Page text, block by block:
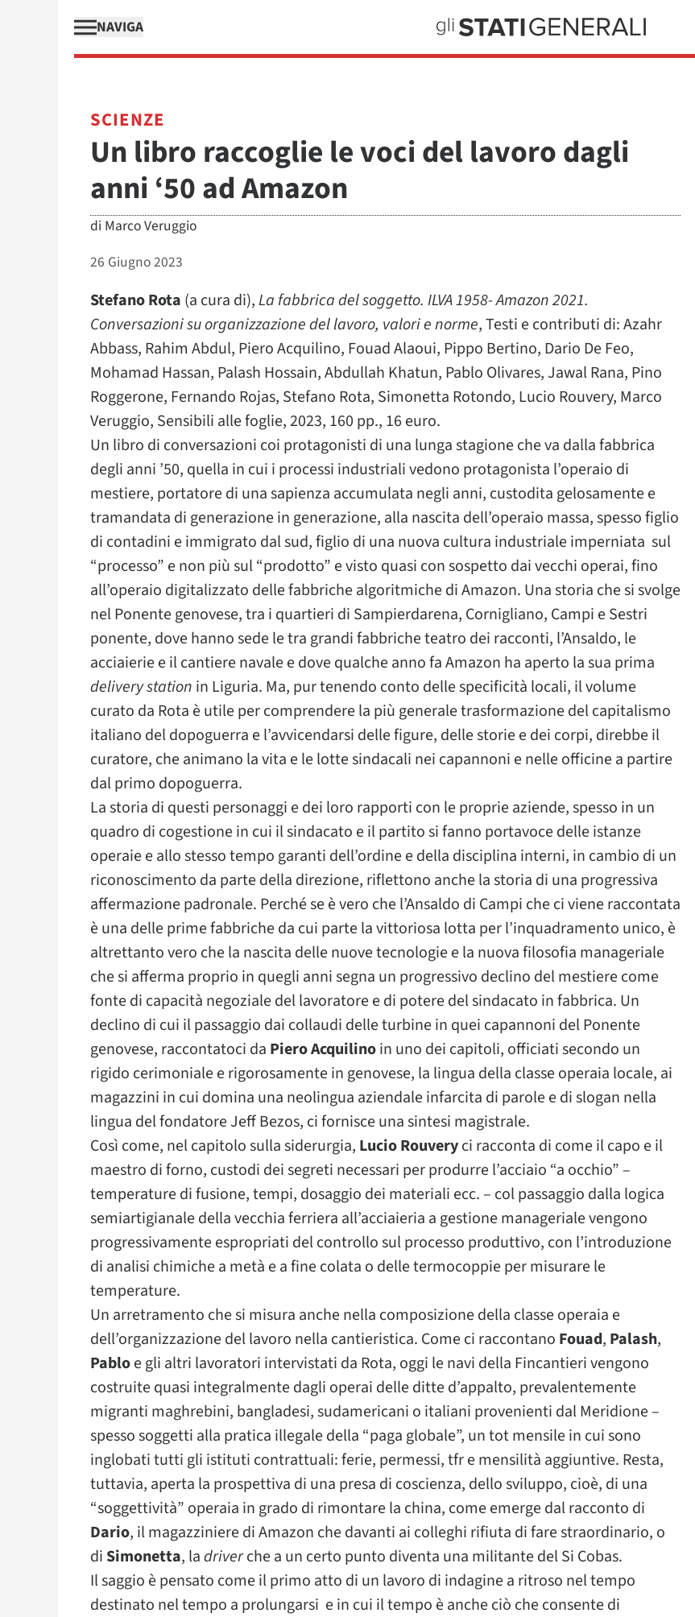
NAVIGA
SCIENZE
Un libro raccoglie le voci del lavoro dagli
anni ‘50 ad Amazon
di Marco Veruggio
26 Giugno 2023
Stefano Rota (a cura di),La fabbrica del soggetto. ILVA 1958- Amazon 2021.
Conversazioni su organizzazione del lavoro, valori e norme, Testi e contributi di: Azahr
Abbass, Rahim Abdul, Piero Acquilino, Fouad Alaoui, Pippo Bertino, Dario De Feo,
Mohamad Hassan, Palash Hossain, Abdullah Khatun, Pablo Olivares, Jawal Rana, Pino
Roggerone, Fernando Rojas, Stefano Rota, Simonetta Rotondo, Lucio Rouvery, Marco
Veruggio, Sensibili alle foglie, 2023, 160 pp., 16 euro.
Un libro di conversazioni coi protagonisti di una lunga stagione che va dalla fabbrica
degli anni ’50, quella in cui i processi industriali vedono protagonista l’operaio di
mestiere, portatore di una sapienza accumulata negli anni, custodita gelosamente e
tramandata di generazione in generazione, alla nascita dell’operaio massa, spesso figlio
di contadini e immigrato dal sud, figlio di una nuova cultura industriale imperniata sul
“processo” e non più sul “prodotto” e visto quasi con sospetto dai vecchi operai, fino
all’operaio digitalizzato delle fabbriche algoritmiche di Amazon. Una storia che si svolge
nel Ponente genovese, tra i quartieri di Sampierdarena, Cornigliano, Campi e Sestri
ponente, dove hanno sede le tra grandi fabbriche teatro dei racconti, l’Ansaldo, le
acciaierie e il cantiere navale e dove qualche anno fa Amazon ha aperto la sua prima
delivery station in Liguria. Ma, pur tenendo conto delle specificità locali, il volume
curato da Rota è utile per comprendere la più generale trasformazione del capitalismo
italiano del dopoguerra e l’avvicendarsi delle figure, delle storie e dei corpi, direbbe il
curatore, che animano la vita e le lotte sindacali nei capannoni e nelle officine a partire
dal primo dopoguerra.
La storia di questi personaggi e dei loro rapporti con le proprie aziende, spesso in un
quadro di cogestione in cui il sindacato e il partito si fanno portavoce delle istanze
operaie e allo stesso tempo garanti dell’ordine e della disciplina interni, in cambio di un
riconoscimento da parte della direzione, riflettono anche la storia di una progressiva
affermazione padronale. Perché se è vero che l’Ansaldo di Campi che ci viene raccontata
è una delle prime fabbriche da cui parte la vittoriosa lotta per l’inquadramento unico, è
altrettanto vero che la nascita delle nuove tecnologie e la nuova filosofia manageriale
che si afferma proprio in quegli anni segna un progressivo declino del mestiere come
fonte di capacità negoziale del lavoratore e di potere del sindacato in fabbrica. Un
declino di cui il passaggio dai collaudi delle turbine in quei capannoni del Ponente
genovese, raccontatoci da Piero Acquilinoin uno dei capitoli, officiati secondo un
rigido cerimoniale e rigorosamente in genovese, la lingua della classe operaia locale, ai
magazzini in cui domina una neolingua aziendale infarcita di parole e di slogan nella
lingua del fondatore Jeff Bezos, ci fornisce una sintesi magistrale.
Così come, nel capitolo sulla siderurgia, Lucio Rouveryci racconta di come il capo e il
maestro di forno, custodi dei segreti necessari per produrre l’acciaio “a occhio” –
temperature di fusione, tempi, dosaggio dei materiali ecc. – col passaggio dalla logica
semiartigianale della vecchia ferriera all’acciaieria a gestione manageriale vengono
progressivamente espropriati del controllo sul processo produttivo, con l’introduzione
di analisi chimiche a metà e a fine colata o delle termocoppie per misurare le
temperature.
Un arretramento che si misura anche nella composizione della classe operaia e
dell’organizzazione del lavoro nella cantieristica. Come ci raccontano Fouad, Palash,
Pabloe gli altri lavoratori intervistati da Rota, oggi le navi della Fincantieri vengono
costruite quasi integralmente dagli operai delle ditte d’appalto, prevalentemente
migranti maghrebini, bangladesi, sudamericani o italiani provenienti dal Meridione –
spesso soggetti alla pratica illegale della “paga globale”, un tot mensile in cui sono
inglobati tutti gli istituti contrattuali: ferie, permessi, tfr e mensilità aggiuntive. Resta,
tuttavia, aperta la prospettiva di una presa di coscienza, dello sviluppo, cioè, di una
“soggettività” operaia in grado di rimontare la china, come emerge dal racconto di
Dario, il magazziniere di Amazon che davanti ai colleghi rifiuta di fare straordinario, o
di Simonetta, ladriverche a un certo punto diventa una militante del Si Cobas.
Il saggio è pensato come il primo atto di un lavoro di indagine a ritroso nel tempo
destinato nel tempo a prolungarsi e in cui il tempo è anche ciò che consente di